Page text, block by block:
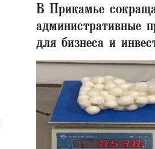
В Прикамье
административные
для бизнеса и